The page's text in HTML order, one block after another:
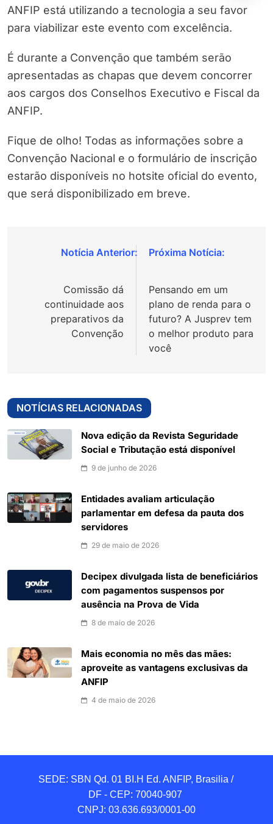
ANFIP está utilizando a tecnologia a seu favor
para viabilizar este evento com excelência.
É durante a Convenção que também serão
apresentadas as chapas que devem concorrer
aos cargos dos Conselhos Executivo e Fiscal da
ANFIP.
Fique de olho! Todas as informações sobre a
Convenção Nacional e o formulário de inscrição
estarão disponíveis no hotsite oficial do evento,
que será disponibilizado em breve.
Navegação
Post
Comissão dá
continuidade aos
preparativos da
Convenção
Pensando em um
plano de renda para o
futuro? A Jusprev tem
o melhor produto para
você
NOTÍCIAS RELACIONADAS
Nova edição da Revista Seguridade
Social e Tributação está disponível
9 de junho de 2026
Entidades avaliam articulação
parlamentar em defesa da pauta dos
servidores
29 de maio de 2026
Decipex divulgada lista de beneficiários
com pagamentos suspensos por
ausência na Prova de Vida
8 de maio de 2026
Mais economia no mês das mães:
aproveite as vantagens exclusivas da
ANFIP
4 de maio de 2026
SEDE: SBN Qd. 01 BI.H Ed. ANFIP, Brasilia /
DF - CEP: 70040-907
CNPJ: 03.636.693/0001-00